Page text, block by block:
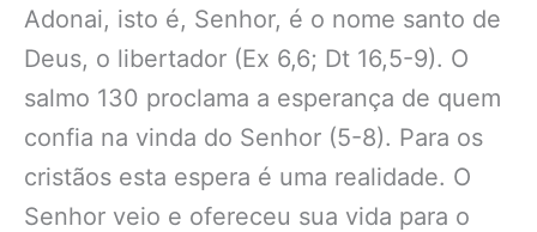
Adonai, isto é, Senhor, é o nome santo de
Deus, o libertador (Ex 6,6; Dt 16,5-9). O
salmo 130 proclama a esperança de quem
confia na vinda do Senhor (5-8). Para os
cristãos esta espera é uma realidade. O
Senhor veio e ofereceu sua vida para o